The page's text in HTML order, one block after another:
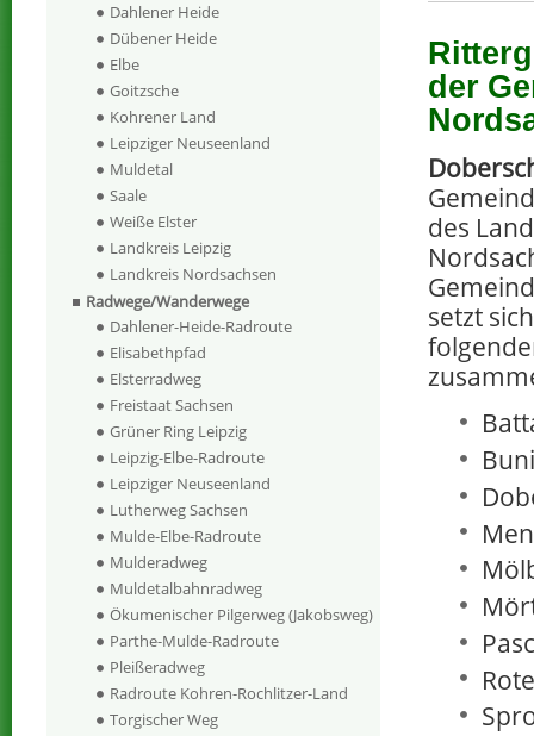
der
des
setzt
Dahlener Heide
Dübener Heide
Elbe
Goitzsche
Kohrener Land
Leipziger Neuseenland
Muldetal
Saale
Weiße Elster
Landkreis Leipzig
Landkreis Nordsachsen
Radwege/Wanderwege
Dahlener-Heide-Radroute
Elisabethpfad
Elsterradweg
Freistaat Sachsen
Grüner Ring Leipzig
Leipzig-Elbe-Radroute
Leipziger Neuseenland
Lutherweg Sachsen
Mulde-Elbe-Radroute
Mulderadweg
Muldetalbahnradweg
Ökumenischer Pilgerweg (Jakobsweg)
Parthe-Mulde-Radroute
Pleißeradweg
Radroute Kohren-Rochlitzer-Land
Torgischer Weg